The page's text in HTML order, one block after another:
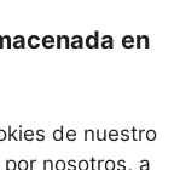
en
de nuestro
nosotros, a